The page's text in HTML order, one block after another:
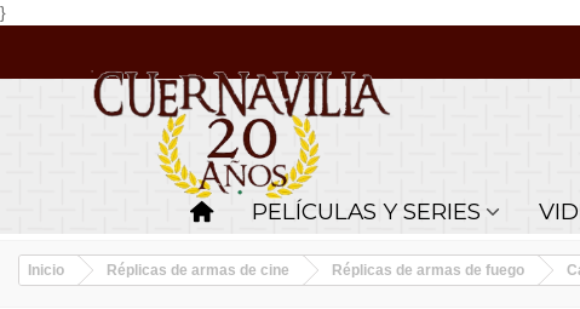
}
PELÍCULAS Y SERIES
Inicio Réplicas de armas de cine Réplicas de armas de fuego